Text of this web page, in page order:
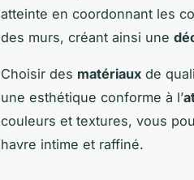
atteinte en coordonnant les
des murs, créant ainsi une
Choisir des matériaux de
une esthétique conforme à l’
couleurs et textures, vous
havre intime et raffiné.